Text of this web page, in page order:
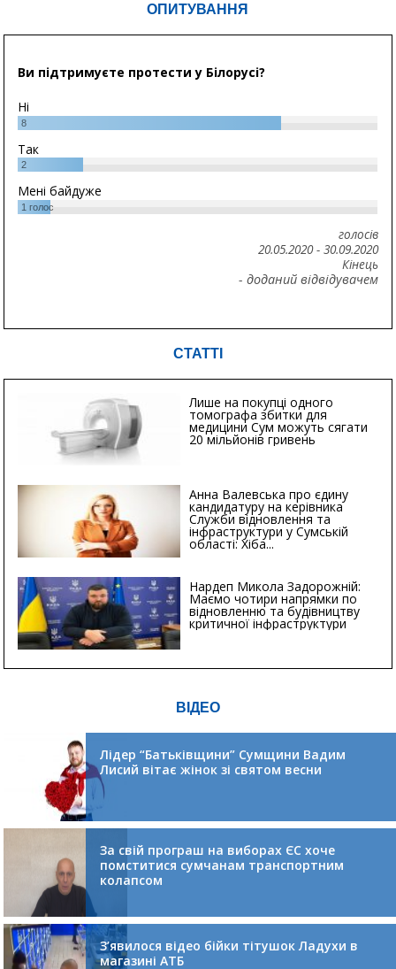
ОПИТУВАННЯ
Ви підтримуєте протести у Білорусі?
Ні
8
Так
2
Мені байдуже
1 голос
голосів
20.05.2020- 30.09.2020
Кінець
- доданий відвідувачем
СТАТТІ
Лише на покупці одного
томографа збитки для
медицини Сум можуть сягати
20 мільйонів гривень
Анна Валевська про єдину
кандидатуру на керівника
Служби відновлення та
інфраструктури у Сумській
області: Хіба...
Нардеп Микола Задорожній:
Маємо чотири напрямки по
відновленню та будівництву
критичної інфраструктури
ВІДЕО
Лідер “Батьківщини” Сумщини Вадим
Лисий вітає жінок зі святом весни
За свій програш на виборах ЄС хоче
помститися сумчанам транспортним
колапсом
З’явилося відео бійки тітушок Ладухи в
магазині АТБ